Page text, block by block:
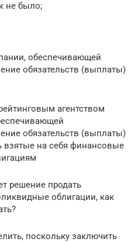
не было;
обеспечивающей
обязательств (выплаты)
агентством
обязательств (выплаты)
взятые на себя финансовые
решение продать
облигации, как
поскольку заключить